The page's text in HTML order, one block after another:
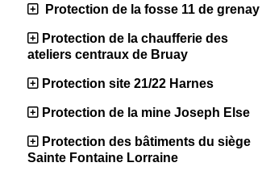
Protection de la fosse 11 de grenay
Protection de la chaufferie des
ateliers centraux de Bruay
Protection site 21/22 Harnes
Protection de la mine Joseph Else
Protection des bâtiments du siège
Sainte Fontaine Lorraine